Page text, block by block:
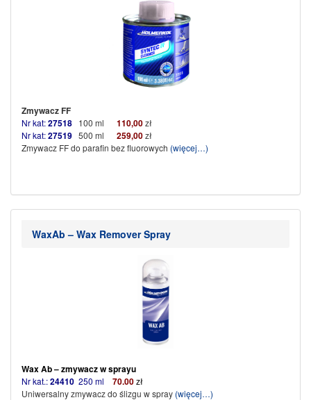
Zmywacz FF
Nr kat:27518 100 ml 110,00zł
Nr kat:27519 500 ml 259,00zł
Zmywacz FF do parafin bez fluorowych (więcej…)
WaxAb – Wax Remover Spray
Wax Ab – zmywacz w sprayu
Nr kat.:24410 250 ml 70.00zł
Uniwersalny zmywacz do ślizgu w spray (więcej…)